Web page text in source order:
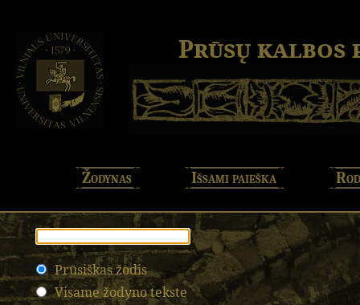
Prūsų kalbos
Žodynas Išsami paieška
Prūsiškas žodis
Visame žodyno tekste